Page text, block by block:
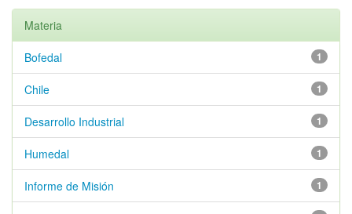
Materia
1
Bofedal
1
Chile
1
Desarrollo Industrial
1
Humedal
1
Informe de Misión